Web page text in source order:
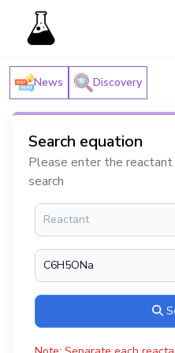
News Discovery
Search equation
Please enter the
search